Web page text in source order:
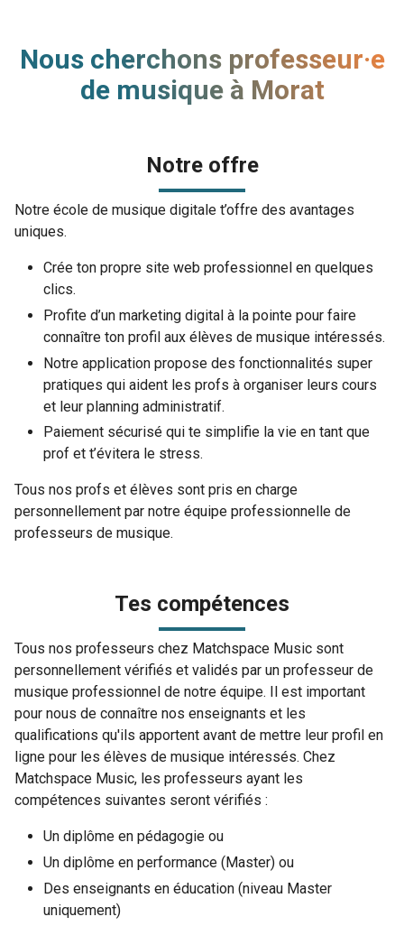
Nous cherchons professeur·e
de musique à Morat
Notre offre
Notre école de musique digitale t’offre des avantages
uniques.
Crée ton propre site web professionnel en quelques
clics.
Profite d’un marketing digital à la pointe pour faire
connaître ton profil aux élèves de musique intéressés.
Notre application propose des fonctionnalités super
pratiques qui aident les profs à organiser leurs cours
et leur planning administratif.
Paiement sécurisé qui te simplifie la vie en tant que
prof et t’évitera le stress.
Tous nos profs et élèves sont pris en charge
personnellement par notre équipe professionnelle de
professeurs de musique.
Tes compétences
Tous nos professeurs chez Matchspace Music sont
personnellement vérifiés et validés par un professeur de
musique professionnel de notre équipe. Il est important
pour nous de connaître nos enseignants et les
qualifications qu'ils apportent avant de mettre leur profil en
ligne pour les élèves de musique intéressés. Chez
Matchspace Music, les professeurs ayant les
compétences suivantes seront vérifiés :
Un diplôme en pédagogie ou
Un diplôme en performance (Master) ou
Des enseignants en éducation (niveau Master
uniquement)